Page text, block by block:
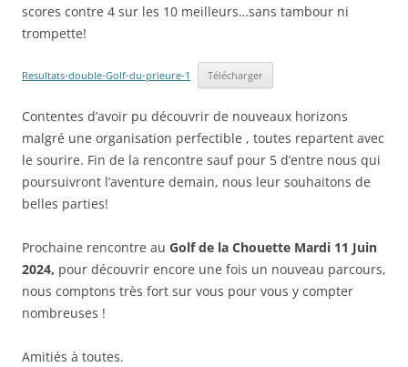
scores contre 4 sur les 10 meilleurs…sans tambour ni
trompette!
Resultats-double-Golf-du-prieure-1 Télécharger
Contentes d’avoir pu découvrir de nouveaux horizons
malgré une organisation perfectible , toutes repartent avec
le sourire. Fin de la rencontre sauf pour 5 d’entre nous qui
poursuivront l’aventure demain, nous leur souhaitons de
belles parties!
Prochaine rencontre au Golf de la Chouette Mardi 11 Juin
2024, pour découvrir encore une fois un nouveau parcours,
nous comptons très fort sur vous pour vous y compter
nombreuses !
Amitiés à toutes.